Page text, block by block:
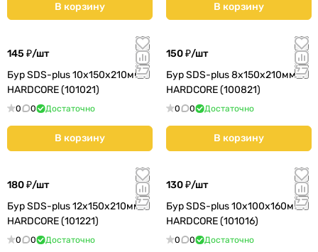
В корзину В корзину
145 ₽/шт
Бур SDS-plus 10х150х210мм
HARDCORE (101021)
0 0 Достаточно
В корзину
150 ₽/шт
Бур SDS-plus 8х150х210мм
HARDCORE (100821)
0 0 Достаточно
В корзину
180 ₽/шт
Бур SDS-plus 12х150х210мм
HARDCORE (101221)
0 0 Достаточно
130 ₽/шт
Бур SDS-plus 10х100х160мм
HARDCORE (101016)
0 0 Достаточно